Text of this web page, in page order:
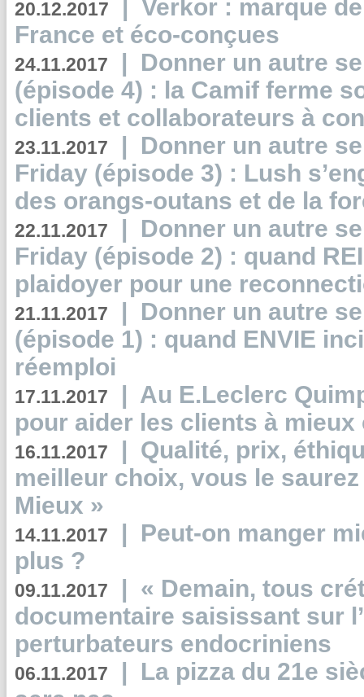
20.12.2017
Verkor : marque
France et éco-conçues
24.11.2017 | Donner un autre
(épisode 4) : la Camif ferme
clients et collaborateurs à
23.11.2017 | Donner un autre
Friday (épisode 3) : Lush
des orangs-outans et de la
22.11.2017 | Donner un autre
Friday (épisode 2) : quand
plaidoyer pour une
21.11.2017 | Donner un autre
(épisode 1) : quand ENVIE
réemploi
17.11.2017 | Au E.Leclerc
pour aider les clients à
16.11.2017 | Qualité, prix,
meilleur choix, vous le
Mieux »
14.11.2017 | Peut-on manger
plus ?
09.11.2017 | « Demain, tous
documentaire saisissant sur
perturbateurs endocriniens
06.11.2017 | La pizza du 21e